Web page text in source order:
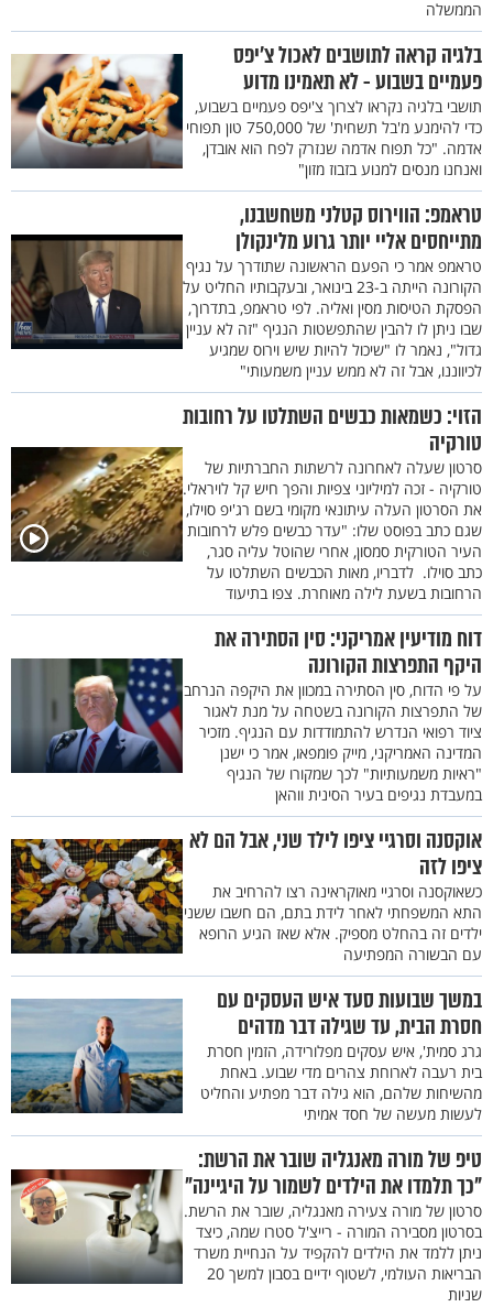
הממשלה
בלגיה קראה לתושבים לאכול צ’יפס
פעמיים בשבוע - לא תאמינו מדוע
תושבי בלגיה נקראו לצרוך צ'יפס פעמיים בשבוע,
כדי להימנע מ'בל תשחית' של 750,000 טון תפוחי
אדמה. "כל תפוח אדמה שנזרק לפח הוא אובדן,
ואנחנו מנסים למנוע בזבוז מזון"
טראמפ: הווירוס קטלני משחשבנו,
מתייחסים אליי יותר גרוע מלינקולן
טראמפ אמר כי הפעם הראשונה שתודרך על נגיף
הקורונה הייתה ב-23 בינואר, ובעקבותיו החליט על
הפסקת הטיסות מסין ואליה. לפי טראמפ, בתדרוך,
שבו ניתן לו להבין שהתפשטות הנגיף "זה לא עניין
גדול", נאמר לו "שיכול להיות שיש וירוס שמגיע
לכיווננו, אבל זה לא ממש עניין משמעותי"
הזוי: כשמאות כבשים השתלטו על רחובות
טורקיה
סרטון שעלה לאחרונה לרשתות החברתיות של
טורקיה - זכה למיליוני צפיות והפך חיש קל לויראלי.
את הסרטון העלה עיתונאי מקומי בשם רג'יפ סוילו,
שגם כתב בפוסט שלו: "עדר כבשים פלש לרחובות
העיר הטורקית סמסון, אחרי שהוטל עליה סגר,
כתב סוילו. לדבריו, מאות הכבשים השתלטו על
הרחובות בשעת לילה מאוחרת. צפו בתיעוד
דוח מודיעין אמריקני: סין הסתירה את
היקף התפרצות הקורונה
על פי הדוח, סין הסתירה במכוון את היקפה הנרחב
של התפרצות הקורונה בשטחה על מנת לאגור
ציוד רפואי הנדרש להתמודדות עם הנגיף. מזכיר
המדינה האמריקני, מייק פומפאו, אמר כי ישנן
"ראיות משמעותיות" לכך שמקורו של הנגיף
במעבדת נגיפים בעיר הסינית ווהאן
אוקסנה וסרגיי ציפו לילד שני, אבל הם לא
ציפו לזה
כשאוקסנה וסרגיי מאוקראינה רצו להרחיב את
התא המשפחתי לאחר לידת בתם, הם חשבו ששני
ילדים זה בהחלט מספיק. אלא שאז הגיע הרופא
עם הבשורה המפתיעה
במשך שבועות סעד איש העסקים עם
חסרת הבית, עד שגילה דבר מדהים
גרג סמית', איש עסקים מפלורידה, הזמין חסרת
בית רעבה לארוחת צהרים מדי שבוע. באחת
מהשיחות שלהם, הוא גילה דבר מפתיע והחליט
לעשות מעשה של חסד אמיתי
טיפ של מורה מאנגליה שובר את הרשת:
"כך תלמדו את הילדים לשמור על היגיינה"
סרטון של מורה צעירה מאנגליה, שובר את הרשת.
בסרטון מסבירה המורה - רייצ'ל סטרו שמה, כיצד
ניתן ללמד את הילדים להקפיד על הנחיית משרד
הבריאות העולמי, לשטוף ידיים בסבון למשך 20
שניות